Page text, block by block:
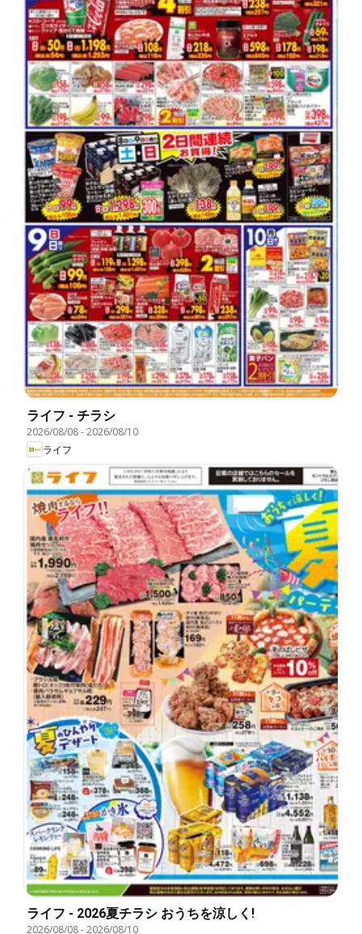
ライフ - チラシ
2026/08/08-2026/08/10
ライフ
ライフ - 2026夏チラシ おうちを涼しく!
2026/08/08-2026/08/10